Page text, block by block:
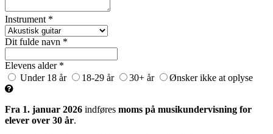
Instrument *
Dit fulde navn *
Elevens alder *
Under 18 år
18-29 år 30+ år Ønsker ikke at oplyse
Fra 1. januar 2026 indføres moms på musikundervisning for
elever over 30 år.